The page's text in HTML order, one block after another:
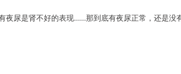
夜尿是肾不好的表现......那到底有夜尿正常，还是没